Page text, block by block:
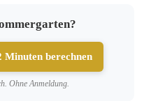
berechnen
Ohne Anmeldung.